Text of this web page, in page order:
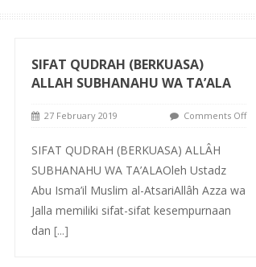
SIFAT QUDRAH (BERKUASA)
ALLAH SUBHANAHU WA TA’ALA
27 February 2019 Comments Off
SIFAT QUDRAH (BERKUASA) ALLÂH
SUBHANAHU WA TA’ALAOleh Ustadz
Abu Isma’il Muslim al-AtsariAllâh Azza wa
Jalla memiliki sifat-sifat kesempurnaan
dan [...]